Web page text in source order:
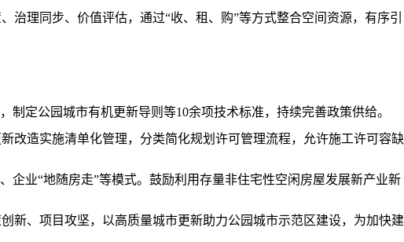
理同步、价值评估，通过“收、租、购”等方式整合空间资源，有序引
定公园城市有机更新导则等10余项技术标准，持续完善政策供给。
造实施清单化管理，分类简化规划许可管理流程，允许施工许可容缺
业“地随房走”等模式。鼓励利用存量非住宅性空闲房屋发展新产业新
、项目攻坚，以高质量城市更新助力公园城市示范区建设，为加快建